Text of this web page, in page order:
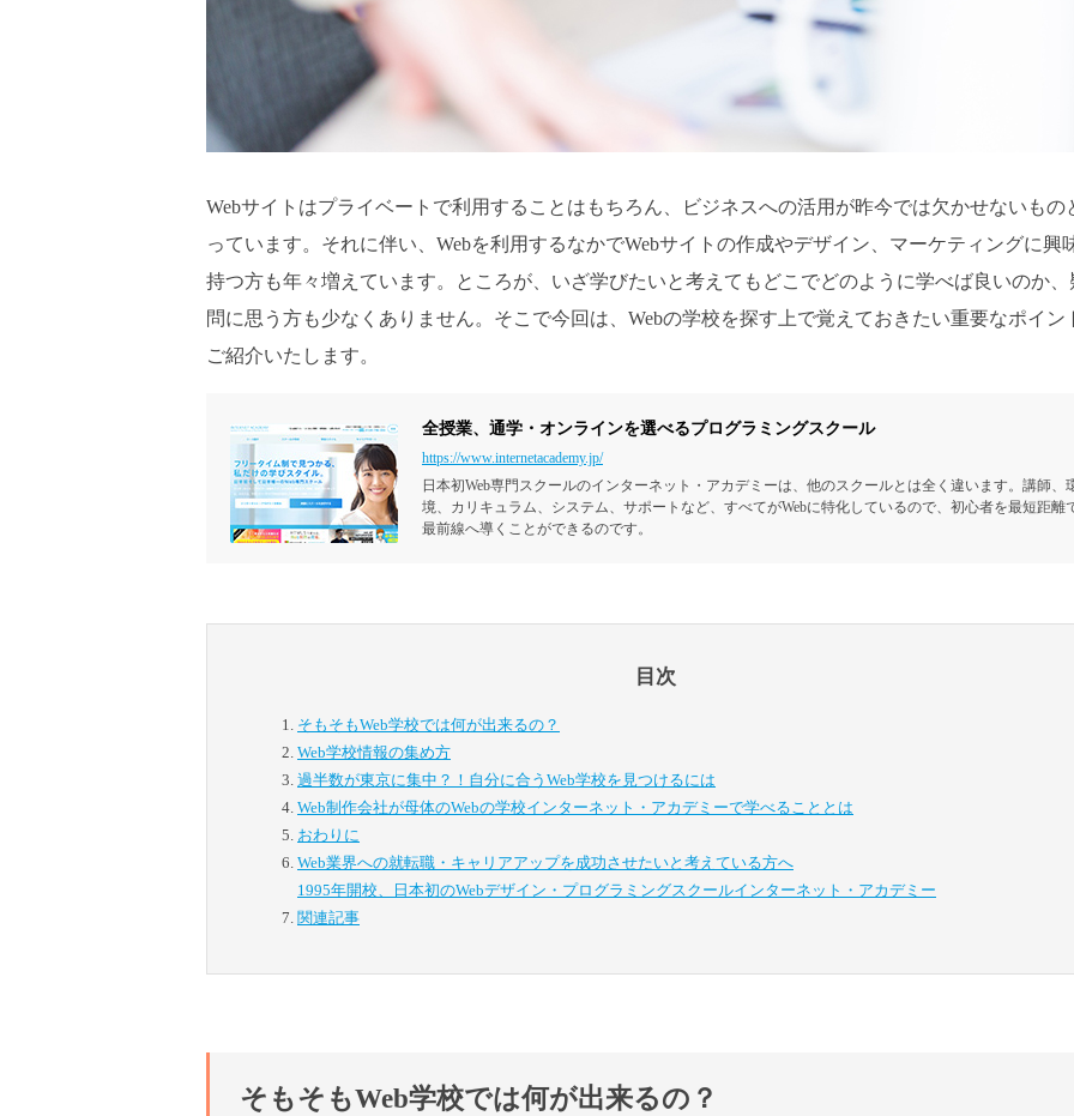
Webサイトはプライベートで利用することはもちろん、ビジネスへの活用が昨今では欠かせないもの
っています。それに伴い、Webを利用するなかでWebサイトの作成やデザイン、マーケティングに興
持つ方も年々増えています。ところが、いざ学びたいと考えてもどこでどのように学べば良いのか、
問に思う方も少なくありません。そこで今回は、Webの学校を探す上で覚えておきたい重要なポイン
ご紹介いたします。
全授業、通学・オンラインを選べるプログラミングスクール
https://www.internetacademy.jp/
日本初Web専門スクールのインターネット・アカデミーは、他のスクールとは全く違います。講師、
境、カリキュラム、システム、サポートなど、すべてがWebに特化しているので、初心者を最短距離
最前線へ導くことができるのです。
目次
そもそもWeb学校では何が出来るの？
Web学校情報の集め方
過半数が東京に集中？！自分に合うWeb学校を見つけるには
Web制作会社が母体のWebの学校インターネット・アカデミーで学べることとは
おわりに
Web業界への就転職・キャリアアップを成功させたいと考えている方へ
1995年開校、日本初のWebデザイン・プログラミングスクールインターネット・アカデミー
関連記事
そもそもWeb学校では何が出来るの？